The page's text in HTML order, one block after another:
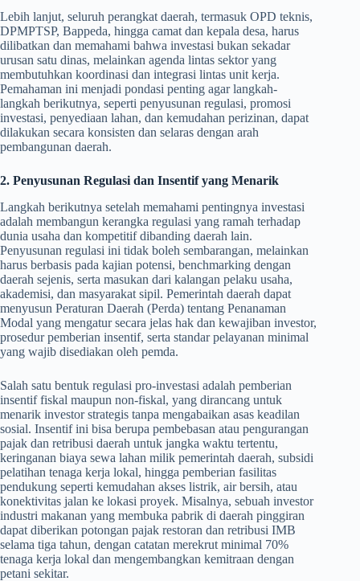
Lebih lanjut, seluruh perangkat daerah, termasuk OPD teknis,
DPMPTSP, Bappeda, hingga camat dan kepala desa, harus
dilibatkan dan memahami bahwa investasi bukan sekadar
urusan satu dinas, melainkan agenda lintas sektor yang
membutuhkan koordinasi dan integrasi lintas unit kerja.
Pemahaman ini menjadi pondasi penting agar langkah-
langkah berikutnya, seperti penyusunan regulasi, promosi
investasi, penyediaan lahan, dan kemudahan perizinan, dapat
dilakukan secara konsisten dan selaras dengan arah
pembangunan daerah.
2. Penyusunan Regulasi dan Insentif yang Menarik
Langkah berikutnya setelah memahami pentingnya investasi
adalah membangun kerangka regulasi yang ramah terhadap
dunia usaha dan kompetitif dibanding daerah lain.
Penyusunan regulasi ini tidak boleh sembarangan, melainkan
harus berbasis pada kajian potensi, benchmarking dengan
daerah sejenis, serta masukan dari kalangan pelaku usaha,
akademisi, dan masyarakat sipil. Pemerintah daerah dapat
menyusun Peraturan Daerah (Perda) tentang Penanaman
Modal yang mengatur secara jelas hak dan kewajiban investor,
prosedur pemberian insentif, serta standar pelayanan minimal
yang wajib disediakan oleh pemda.
Salah satu bentuk regulasi pro-investasi adalah pemberian
insentif fiskal maupun non-fiskal, yang dirancang untuk
menarik investor strategis tanpa mengabaikan asas keadilan
sosial. Insentif ini bisa berupa pembebasan atau pengurangan
pajak dan retribusi daerah untuk jangka waktu tertentu,
keringanan biaya sewa lahan milik pemerintah daerah, subsidi
pelatihan tenaga kerja lokal, hingga pemberian fasilitas
pendukung seperti kemudahan akses listrik, air bersih, atau
konektivitas jalan ke lokasi proyek. Misalnya, sebuah investor
industri makanan yang membuka pabrik di daerah pinggiran
dapat diberikan potongan pajak restoran dan retribusi IMB
selama tiga tahun, dengan catatan merekrut minimal 70%
tenaga kerja lokal dan mengembangkan kemitraan dengan
petani sekitar.